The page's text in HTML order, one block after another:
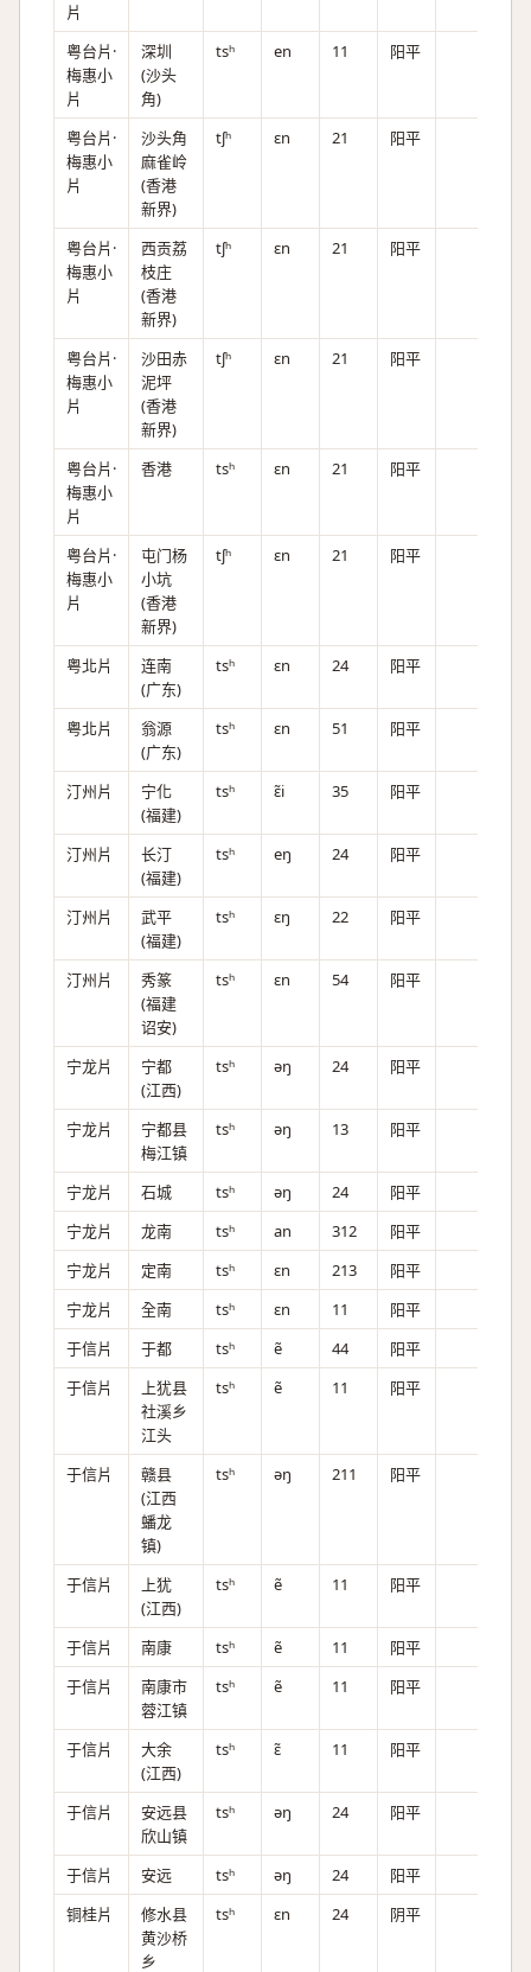
片
粤台片·
梅惠小
片
深圳
(沙头
角)
tsʰ en 11 阳平
粤台片·
梅惠小
片
沙头角
麻雀岭
(香港
新界)
tʃʰ ɛn 21 阳平
粤台片·
梅惠小
片
西贡荔
枝庄
(香港
新界)
tʃʰ ɛn 21 阳平
粤台片·
梅惠小
片
沙田赤
泥坪
(香港
新界)
tʃʰ ɛn 21 阳平
粤台片·
梅惠小
片
香港 tsʰ ɛn 21 阳平
粤台片·
梅惠小
片
屯门杨
小坑
(香港
新界)
tʃʰ ɛn 21 阳平
粤北片
连南
(广东)
tsʰ ɛn 24 阳平
粤北片
翁源
(广东)
tsʰ ɛn 51 阳平
汀州片
宁化
(福建)
tsʰ ɛ̃i 35 阳平
汀州片
长汀
(福建)
tsʰ eŋ 24 阳平
汀州片
武平
(福建)
tsʰ ɛŋ 22 阳平
汀州片
秀篆
(福建
诏安)
tsʰ ɛn 54 阳平
宁龙片
宁都
(江西)
tsʰ əŋ 24 阳平
宁龙片
宁都县
梅江镇
tsʰ əŋ 13 阳平
宁龙片 石城 tsʰ əŋ 24
阳平
宁龙片
龙南 tsʰ an 312
阳平
宁龙片
定南 tsʰ ɛn 213
阳平
宁龙片
全南 tsʰ ɛn 11
阳平
于信片
于都 tsʰ ẽ 44
阳平
于信片
上犹县
社溪乡
江头
tsʰ ẽ 11 阳平
于信片
赣县
(江西
蟠龙
镇)
tsʰ əŋ 211 阳平
于信片
上犹
(江西)
tsʰ ẽ 11 阳平
于信片 南康 tsʰ ẽ 11
阳平
于信片
南康市
蓉江镇
tsʰ ẽ 11 阳平
于信片
大余
(江西)
tsʰ ɛ̃ 11 阳平
于信片
安远县
欣山镇
tsʰ əŋ 24 阳平
于信片 安远 tsʰ əŋ 24
阳平
铜桂片
修水县
黄沙桥
乡
tsʰ ɛn 24 阴平